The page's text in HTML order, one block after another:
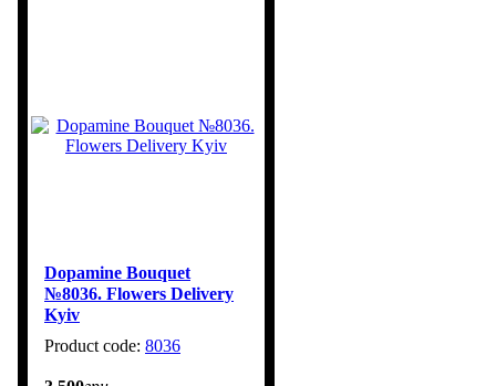
Dopamine Bouquet
№8036. Flowers Delivery
Kyiv
8036